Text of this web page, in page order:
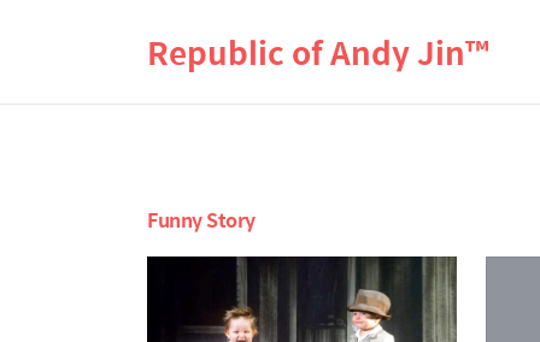
Republic of Andy Jin™
Funny Story